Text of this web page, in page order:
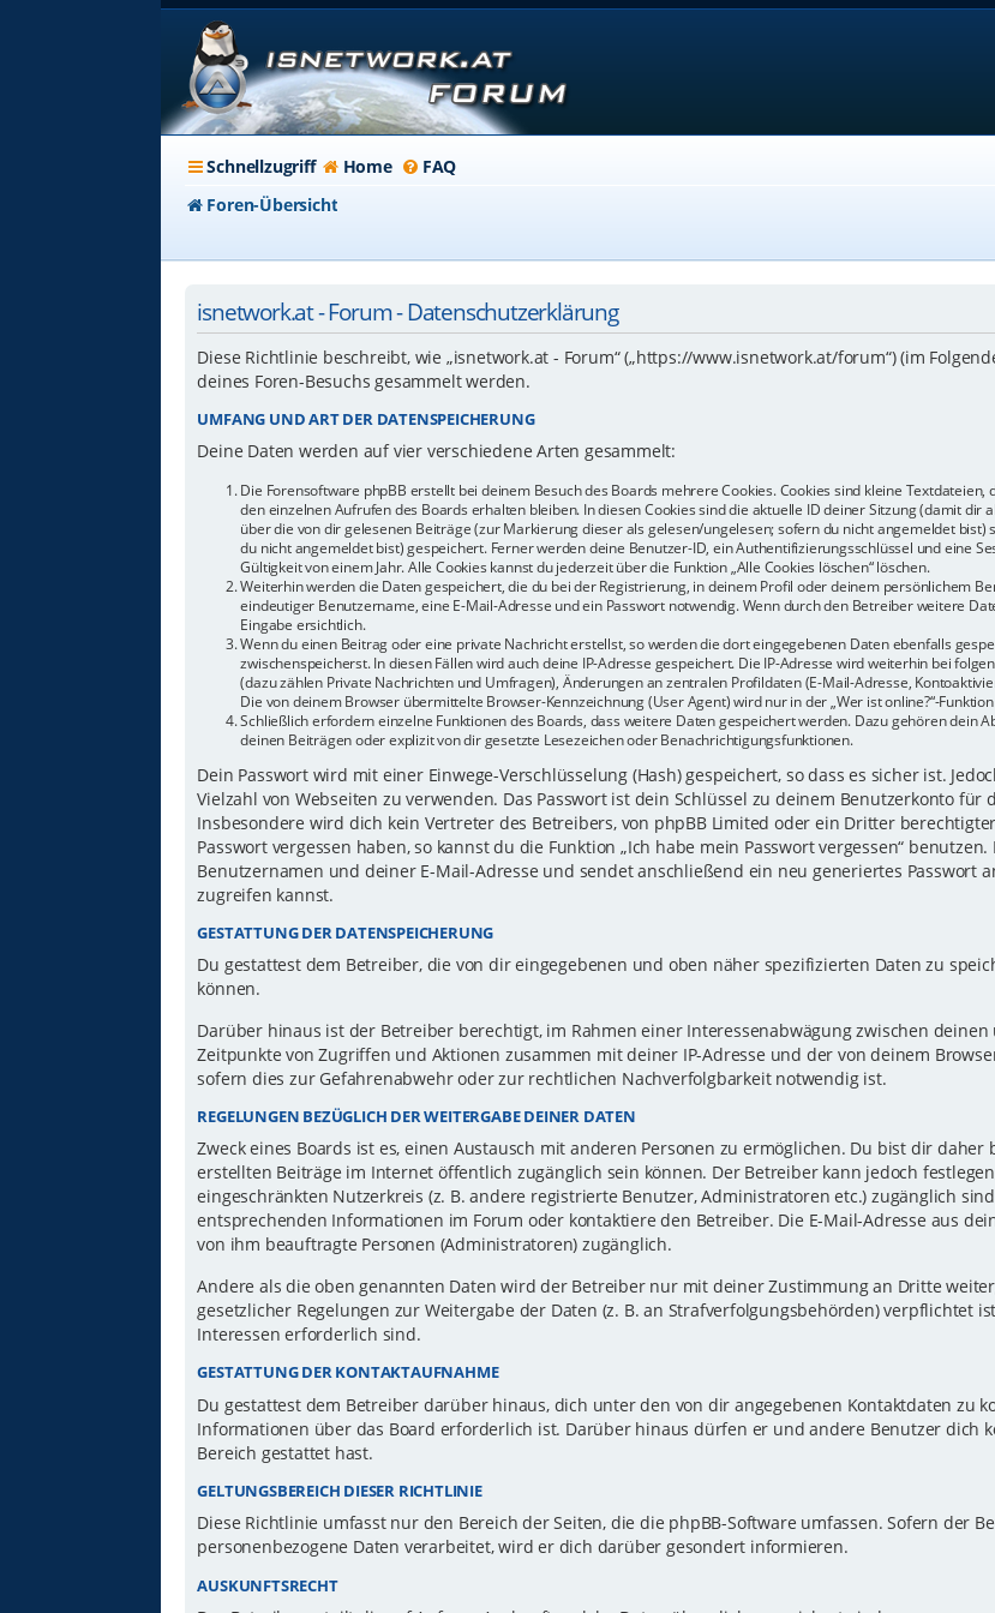
Schnellzugriff Home FAQ
Foren-Übersicht
isnetwork.at - Forum - Datenschutzerklärung
Diese Richtlinie beschreibt, wie „isnetwork.at - Forum“ („https://www.isnetwork.at/forum“) (im
deines Foren-Besuchs gesammelt werden.
UMFANG UND ART DER DATENSPEICHERUNG
Deine Daten werden auf vier verschiedene Arten gesammelt:
Die Forensoftware phpBB erstellt bei deinem Besuch des Boards mehrere Cookies. Cookies sind kleine
den einzelnen Aufrufen des Boards erhalten bleiben. In diesen Cookies sind die aktuelle ID deiner Sitzung (damit
über die von dir gelesenen Beiträge (zur Markierung dieser als gelesen/ungelesen; sofern du nicht angemeldet
du nicht angemeldet bist) gespeichert. Ferner werden deine Benutzer-ID, ein Authentifizierungsschlüssel und eine
Gültigkeit von einem Jahr. Alle Cookies kannst du jederzeit über die Funktion „Alle Cookies löschen“ löschen.
Weiterhin werden die Daten gespeichert, die du bei der Registrierung, in deinem Profil oder deinem persönlichem
eindeutiger Benutzername, eine E-Mail-Adresse und ein Passwort notwendig. Wenn durch den Betreiber weitere
Eingabe ersichtlich.
Wenn du einen Beitrag oder eine private Nachricht erstellst, so werden die dort eingegebenen Daten ebenfalls
zwischenspeicherst. In diesen Fällen wird auch deine IP-Adresse gespeichert. Die IP-Adresse wird weiterhin bei
(dazu zählen Private Nachrichten und Umfragen), Änderungen an zentralen Profildaten (E-Mail-Adresse,
Die von deinem Browser übermittelte Browser-Kennzeichnung (User Agent) wird nur in der „Wer ist online?“-
Schließlich erfordern einzelne Funktionen des Boards, dass weitere Daten gespeichert werden. Dazu gehören dein
deinen Beiträgen oder explizit von dir gesetzte Lesezeichen oder Benachrichtigungsfunktionen.
Dein Passwort wird mit einer Einwege-Verschlüsselung (Hash) gespeichert, so dass es sicher ist.
Vielzahl von Webseiten zu verwenden. Das Passwort ist dein Schlüssel zu deinem Benutzerkonto für
Insbesondere wird dich kein Vertreter des Betreibers, von phpBB Limited oder ein Dritter
Passwort vergessen haben, so kannst du die Funktion „Ich habe mein Passwort vergessen“
Benutzernamen und deiner E-Mail-Adresse und sendet anschließend ein neu generiertes Passwort
zugreifen kannst.
GESTATTUNG DER DATENSPEICHERUNG
Du gestattest dem Betreiber, die von dir eingegebenen und oben näher spezifizierten Daten zu
können.
Darüber hinaus ist der Betreiber berechtigt, im Rahmen einer Interessenabwägung zwischen
Zeitpunkte von Zugriffen und Aktionen zusammen mit deiner IP-Adresse und der von deinem
sofern dies zur Gefahrenabwehr oder zur rechtlichen Nachverfolgbarkeit notwendig ist.
REGELUNGEN BEZÜGLICH DER WEITERGABE DEINER DATEN
Zweck eines Boards ist es, einen Austausch mit anderen Personen zu ermöglichen. Du bist dir
erstellten Beiträge im Internet öffentlich zugänglich sein können. Der Betreiber kann jedoch
eingeschränkten Nutzerkreis (z. B. andere registrierte Benutzer, Administratoren etc.) zugänglich
entsprechenden Informationen im Forum oder kontaktiere den Betreiber. Die E-Mail-Adresse aus
von ihm beauftragte Personen (Administratoren) zugänglich.
Andere als die oben genannten Daten wird der Betreiber nur mit deiner Zustimmung an Dritte
gesetzlicher Regelungen zur Weitergabe der Daten (z. B. an Strafverfolgungsbehörden) verpflichtet
Interessen erforderlich sind.
GESTATTUNG DER KONTAKTAUFNAHME
Du gestattest dem Betreiber darüber hinaus, dich unter den von dir angegebenen Kontaktdaten zu
Informationen über das Board erforderlich ist. Darüber hinaus dürfen er und andere Benutzer dich
Bereich gestattet hast.
GELTUNGSBEREICH DIESER RICHTLINIE
Diese Richtlinie umfasst nur den Bereich der Seiten, die die phpBB-Software umfassen. Sofern der
personenbezogene Daten verarbeitet, wird er dich darüber gesondert informieren.
AUSKUNFTSRECHT